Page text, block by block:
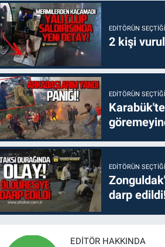
EDITÖRÜN SEÇTIĞI
2 kişi
EDITÖRÜN SEÇTIĞI
EDITÖRÜN SEÇTIĞI
darp
EDITÖR HAKKINDA